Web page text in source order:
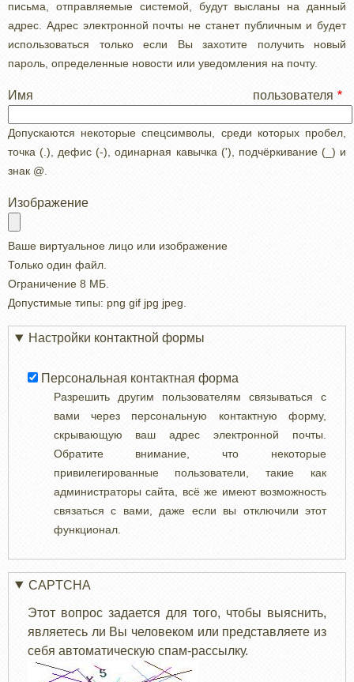
письма, отправляемые системой, будут высланы на данный
адрес. Адрес электронной почты не станет публичным и будет
использоваться только если Вы захотите получить новый
пароль, определенные новости или уведомления на почту.
Имя пользователя
Допускаются некоторые спецсимволы, среди которых пробел,
точка (.), дефис (-), одинарная кавычка ('), подчёркивание (_) и
знак @.
Изображение
Ваше виртуальное лицо или изображение
Только один файл.
Ограничение 8 МБ.
Допустимые типы: png gif jpg jpeg.
Настройки контактной формы
Персональная контактная форма
Разрешить другим пользователям связываться с
вами через персональную контактную форму,
скрывающую ваш адрес электронной почты.
Обратите внимание, что некоторые
привилегированные пользователи, такие как
администраторы сайта, всё же имеют возможность
связаться с вами, даже если вы отключили этот
функционал.
CAPTCHA
Этот вопрос задается для того, чтобы выяснить,
являетесь ли Вы человеком или представляете из
себя автоматическую спам-рассылку.